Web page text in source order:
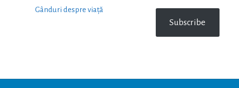
Gânduri despre viață
Subscribe